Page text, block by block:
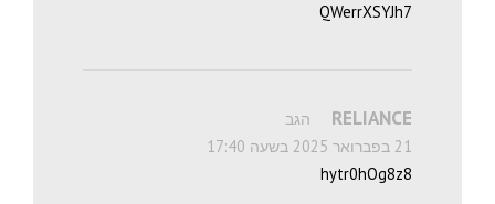
QWerrXSYJh7
RELIANCE
הגב
21 בפברואר 2025 בשעה 17:40
hytr0hOg8z8